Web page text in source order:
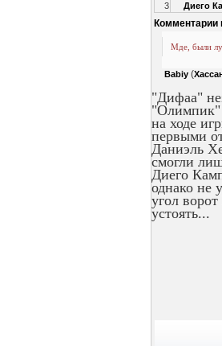
3
Диего
Комментарии
Мде, были
Babiy (
"Дифаа"
"Олимпик"
на ходе
первыми
Даниэль
смогли
Диего
однако не
угол
устоять...